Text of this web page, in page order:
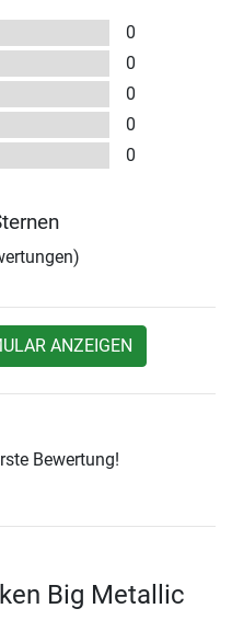
0
0
0
0
0
ANZEIGEN
Bewertung!
Big Metallic